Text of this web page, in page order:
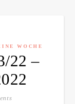
WOCHE
22 –